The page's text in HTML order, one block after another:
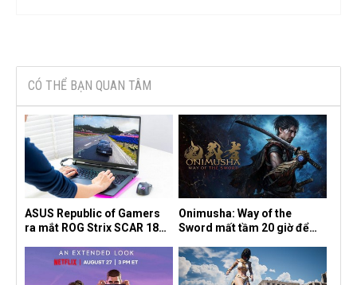
CÓ THỂ BẠN QUAN TÂM
ASUS Republic of Gamers
ra mắt ROG Strix SCAR 18
Onimusha: Way of the
Sword mất tầm 20 giờ để
dành cho newbie và lão làng